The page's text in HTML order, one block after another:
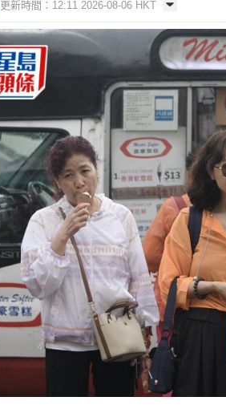
更新時間：12:11 2026-08-06 HKT